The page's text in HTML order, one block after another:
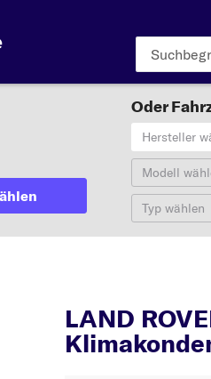
Oder
Hersteller
Modell
Typ wählen
LAND